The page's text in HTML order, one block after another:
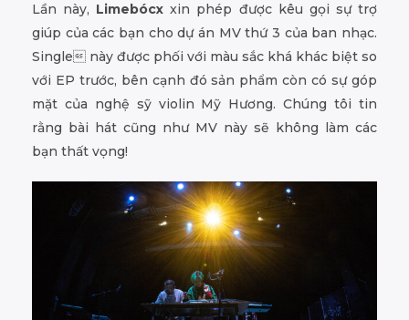
Lần này, Limebócx xin phép được kêu gọi sự trợ
giúp của các bạn cho dự án MV thứ 3 của ban nhạc.
Single này được phối với màu sắc khá khác biệt so
với EP trước, bên cạnh đó sản phẩm còn có sự góp
mặt của nghệ sỹ violin Mỹ Hương. Chúng tôi tin
rằng bài hát cũng như MV này sẽ không làm các
bạn thất vọng!